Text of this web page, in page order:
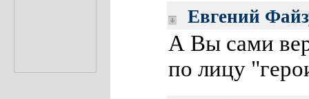
Евгений
А Вы сами
по лицу